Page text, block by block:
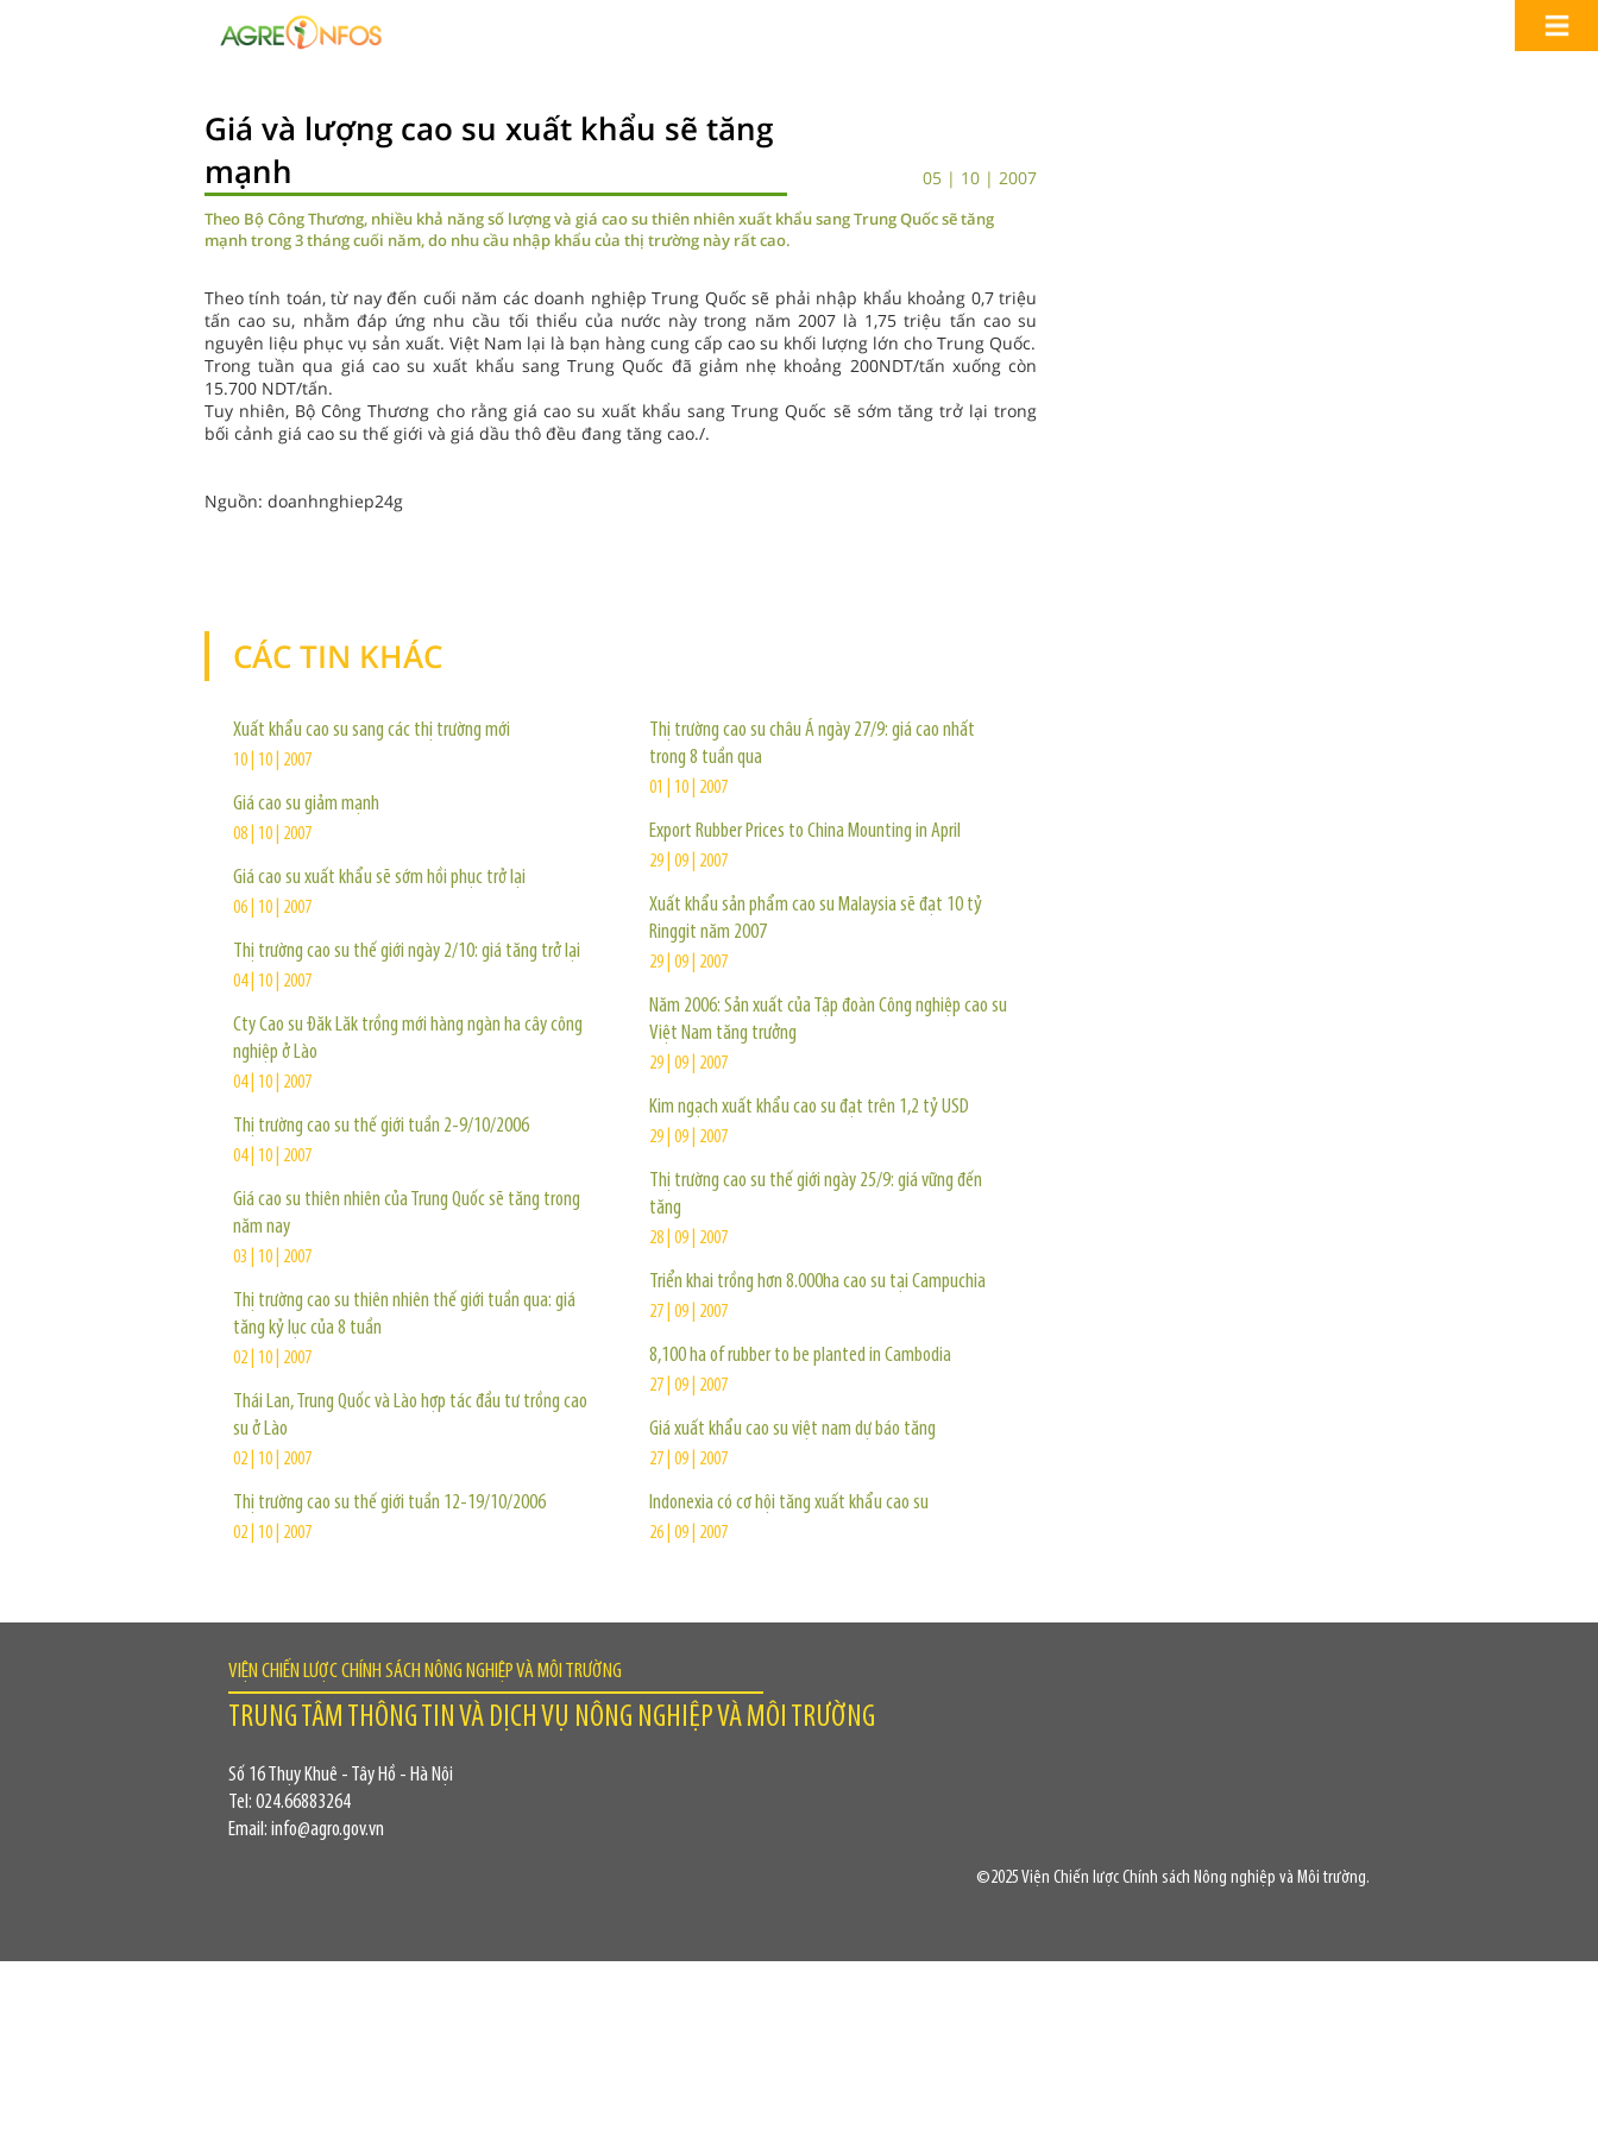
Giá và lượng cao su xuất khẩu sẽ tăng
mạnh
05 | 10 | 2007
Theo Bộ Công Thương, nhiều khả năng số lượng và giá cao su thiên nhiên xuất khẩu sang Trung Quốc sẽ tăng
mạnh trong 3 tháng cuối năm, do nhu cầu nhập khẩu của thị trường này rất cao.
Theo tính toán, từ nay đến cuối năm các doanh nghiệp Trung Quốc sẽ phải nhập khẩu khoảng 0,7 triệu
tấn cao su, nhằm đáp ứng nhu cầu tối thiểu của nước này trong năm 2007 là 1,75 triệu tấn cao su
nguyên liệu phục vụ sản xuất. Việt Nam lại là bạn hàng cung cấp cao su khối lượng lớn cho Trung Quốc.
Trong tuần qua giá cao su xuất khẩu sang Trung Quốc đã giảm nhẹ khoảng 200NDT/tấn xuống còn
15.700 NDT/tấn.
Tuy nhiên, Bộ Công Thương cho rằng giá cao su xuất khẩu sang Trung Quốc sẽ sớm tăng trở lại trong
bối cảnh giá cao su thế giới và giá dầu thô đều đang tăng cao./.
Nguồn: doanhnghiep24g
CÁC TIN KHÁC
Xuất khẩu cao su sang các thị trường mới
10 | 10 | 2007
Giá cao su giảm mạnh
08 | 10 | 2007
Giá cao su xuất khẩu sẽ sớm hồi phục trở lại
06 | 10 | 2007
Thị trường cao su thế giới ngày 2/10: giá tăng trở lại
04 | 10 | 2007
Cty Cao su Đăk Lăk trồng mới hàng ngàn ha cây công
nghiệp ở Lào
04 | 10 | 2007
Thị trường cao su thế giới tuần 2-9/10/2006
04 | 10 | 2007
Giá cao su thiên nhiên của Trung Quốc sẽ tăng trong
năm nay
03 | 10 | 2007
Thị trường cao su thiên nhiên thế giới tuần qua: giá
tăng kỷ lục của 8 tuần
02 | 10 | 2007
Thái Lan, Trung Quốc và Lào hợp tác đầu tư trồng cao
su ở Lào
02 | 10 | 2007
Thị trường cao su thế giới tuần 12-19/10/2006
02 | 10 | 2007
Thị trường cao su châu Á ngày 27/9: giá cao nhất
trong 8 tuần qua
01 | 10 | 2007
Export Rubber Prices to China Mounting in April
29 | 09 | 2007
Xuất khẩu sản phẩm cao su Malaysia sẽ đạt 10 tỷ
Ringgit năm 2007
29 | 09 | 2007
Năm 2006: Sản xuất của Tập đoàn Công nghiệp cao su
Việt Nam tăng trưởng
29 | 09 | 2007
Kim ngạch xuất khẩu cao su đạt trên 1,2 tỷ USD
29 | 09 | 2007
Thị trường cao su thế giới ngày 25/9: giá vững đến
tăng
28 | 09 | 2007
Triển khai trồng hơn 8.000ha cao su tại Campuchia
27 | 09 | 2007
8,100 ha of rubber to be planted in Cambodia
27 | 09 | 2007
Giá xuất khẩu cao su việt nam dự báo tăng
27 | 09 | 2007
Indonexia có cơ hội tăng xuất khẩu cao su
26 | 09 | 2007
VIỆN CHIẾN LƯỢC CHÍNH SÁCH NÔNG NGHIỆP VÀ MÔI TRƯỜNG
TRUNG TÂM THÔNG TIN VÀ DỊCH VỤ NÔNG NGHIỆP VÀ MÔI TRƯỜNG
Số 16 Thụy Khuê - Tây Hồ - Hà Nội
Tel: 024.66883264
Email: info@agro.gov.vn
©2025 Viện Chiến lược Chính sách Nông nghiệp và Môi trường.